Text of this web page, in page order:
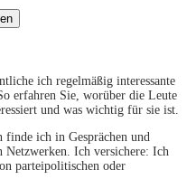
ich regelmäßig interessante
erfahren Sie, worüber die Leute
und was wichtig für sie ist.
ich in Gesprächen und
Netzwerken. Ich versichere: Ich
parteipolitischen oder